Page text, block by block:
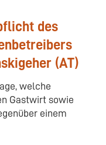
des
(AT)
welche
Gastwirt sowie
einem